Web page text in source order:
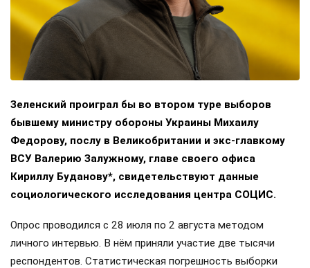
Зеленский проиграл бы во втором туре выборов
бывшему министру обороны Украины Михаилу
Федорову, послу в Великобритании и экс-главкому
ВСУ Валерию Залужному, главе своего офиса
Кириллу Буданову*, свидетельствуют данные
социологического исследования центра СОЦИС.
Опрос проводился с 28 июля по 2 августа методом
личного интервью. В нём приняли участие две тысячи
респондентов. Статистическая погрешность выборки